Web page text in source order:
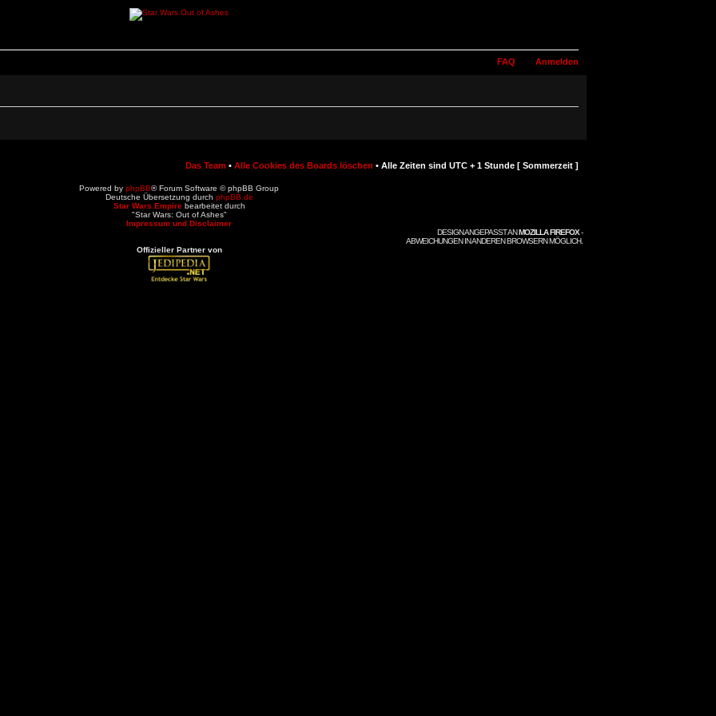
FAQ Anmelden
Das Team • Alle Cookies des Boards löschen • Alle Zeiten sind UTC + 1 Stunde [ Sommerzeit ]
Powered by phpBB® Forum Software © phpBB Group
Deutsche Übersetzung durch phpBB.de
Star Wars Empirebearbeitet durch
"Star Wars: Out of Ashes"
Impressum und Disclaimer
DESIGN ANGEPASST ANMOZILLA FIREFOX-
ABWEICHUNGEN IN ANDEREN BROWSERN MÖGLICH.
Offizieller Partner von